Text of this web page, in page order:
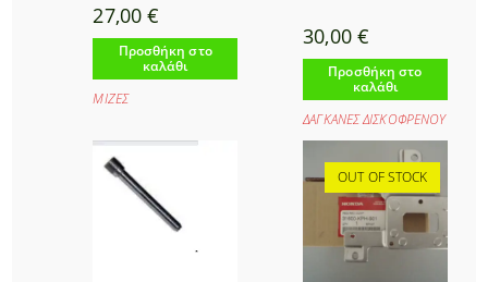
27,00€
Προσθήκη στο
καλάθι
ΜΙΖΕΣ
30,00 €
Προσθήκη στο
καλάθι
ΔΑΓΚΑΝΕΣ ΔΙΣΚΟΦΡΕΝΟΥ
OUT OF STOCK